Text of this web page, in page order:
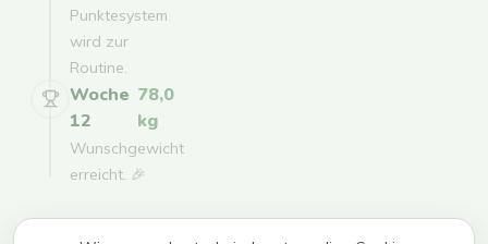
Punktesystem
wird zur
Routine.
Woche
12
78,0
kg
Wunschgewicht
erreicht. 🎉